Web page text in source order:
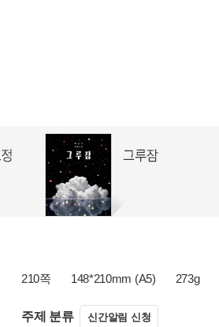
210쪽 148*210mm (A5) 273g
주제 분류 신간알림 신청